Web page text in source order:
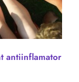
antiinflamator